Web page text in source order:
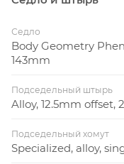
Седло
Body Geometry
143mm
Подседельный штырь
Alloy, 12.5mm offset,
Подседельный хомут
Specialized, alloy,